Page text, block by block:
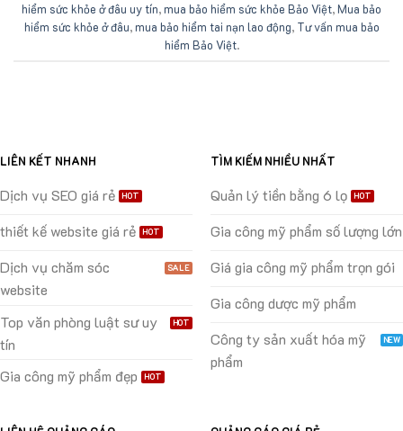
hiểm sức khỏe ở đâu uy tín,mua bảo hiểm sức khỏe Bảo Việt,Mua bảo
hiểm sức khỏe ở đâu,mua bảo hiểm tai nạn lao động, Tư vấn mua bảo
hiểm Bảo Việt.
LIÊN KẾT NHANH
Dịch vụ SEO giá rẻ
thiết kế website giá rẻ
Dịch vụ chăm sóc
website
Top văn phòng luật sư uy
tín
Gia công mỹ phẩm đẹp
TÌM KIẾM NHIỀU NHẤT
Quản lý tiền bằng 6 lọ
Gia công mỹ phẩm số lượng lớn
Giá gia công mỹ phẩm trọn gói
Gia công dược mỹ phẩm
Công ty sản xuất hóa mỹ
phẩm